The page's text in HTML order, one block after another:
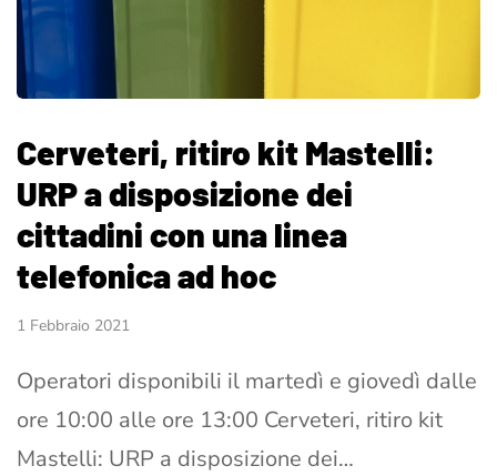
Cerveteri, ritiro kit Mastelli:
URP a disposizione dei
cittadini con una linea
telefonica ad hoc
1 Febbraio 2021
Operatori disponibili il martedì e giovedì dalle
ore 10:00 alle ore 13:00 Cerveteri, ritiro kit
Mastelli: URP a disposizione dei…